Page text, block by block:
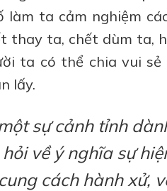
làm ta cảm nghiệm
thay ta, chết dùm ta,
ta có thể chia vui
lấy.
sự cảnh tỉnh
về ý nghĩa sự
cách hành xử,